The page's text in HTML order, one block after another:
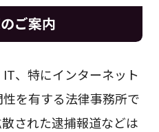
ご案内
、特にインターネット
を有する法律事務所で
された逮捕報道などは